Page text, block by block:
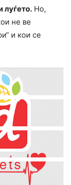
луѓето. Но,
не ве
и кои се